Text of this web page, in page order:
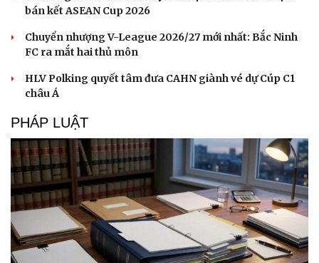
Ăn sạch sống khỏe
bán kết ASEAN Cup 2026
Chuyển nhượng V-League 2026/27 mới nhất: Bắc Ninh
FC ra mắt hai thủ môn
HLV Polking quyết tâm đưa CAHN giành vé dự Cúp C1
châu Á
PHÁP LUẬT